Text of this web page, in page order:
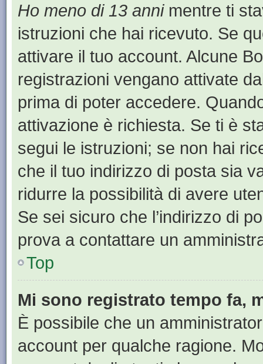
Ho meno di 13 annimentre ti
istruzioni che hai ricevuto. Se
attivare il tuo account. Alcune
registrazioni vengano attivate
prima di poter accedere.
attivazione è richiesta. Se ti è
segui le istruzioni; se non hai
che il tuo indirizzo di posta sia
ridurre la possibilità di avere
Se sei sicuro che l’indirizzo di
prova a contattare un
Top
Mi sono registrato tempo fa,
È possibile che un
account per qualche ragione.